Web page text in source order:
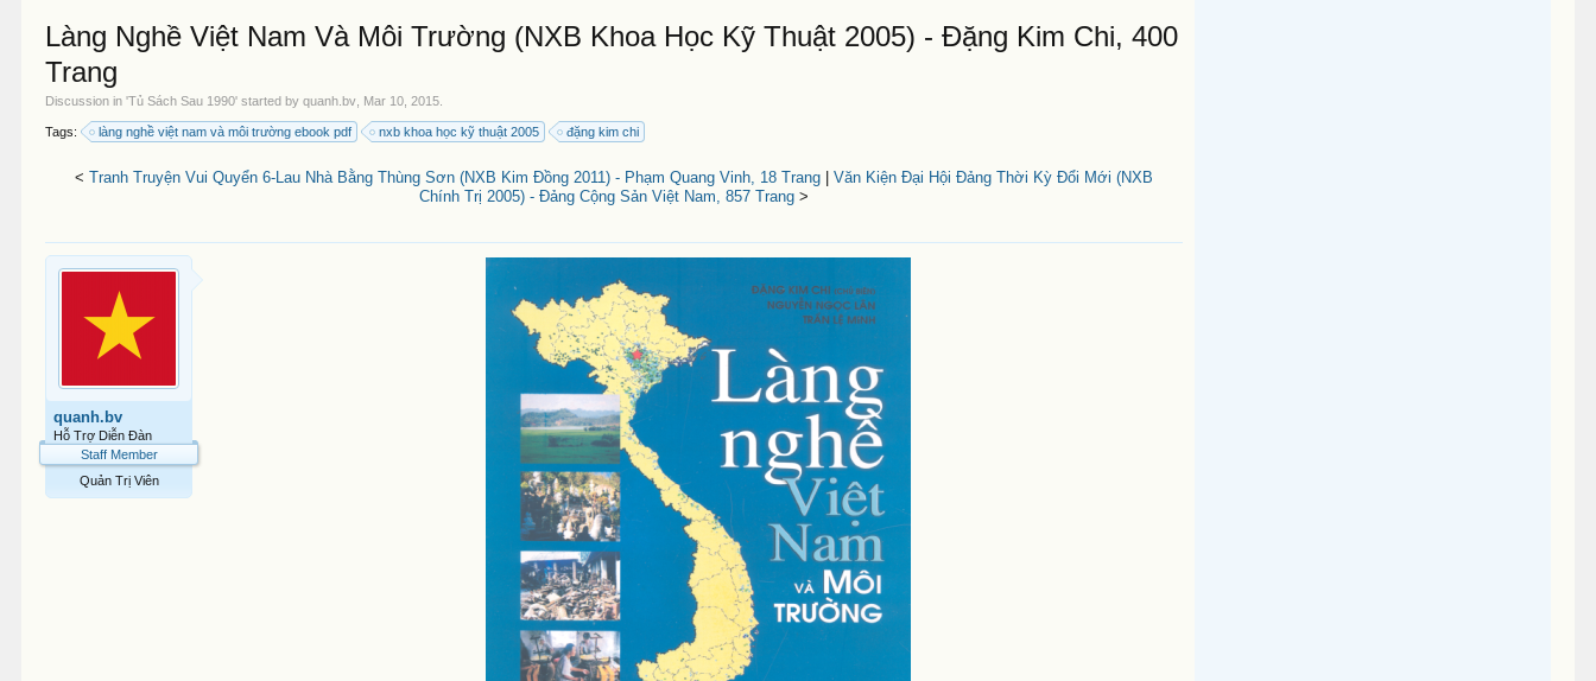
Làng Nghề Việt Nam Và Môi Trường (NXB Khoa Học Kỹ Thuật 2005) - Đặng Kim Chi, 400
Trang
Discussion in 'Tủ Sách Sau 1990' started byquanh.bv Mar 10, 2015
Tags: làng nghề việt nam và môi trường ebook pdf nxb khoa học kỹ thuật 2005 đặng kim chi
< Tranh Truyện Vui Quyển 6-Lau Nhà Bằng Thùng Sơn (NXB Kim Đồng 2011) - Phạm Quang Vinh, 18 Trang
Văn Kiện Đại Hội Đảng Thời Kỳ Đổi Mới (NXB
Chính Trị 2005) - Đảng Cộng Sản Việt Nam, 857 Trang >
quanh.bv
Hỗ Trợ Diễn Đàn
Staff Member
Quản Trị Viên